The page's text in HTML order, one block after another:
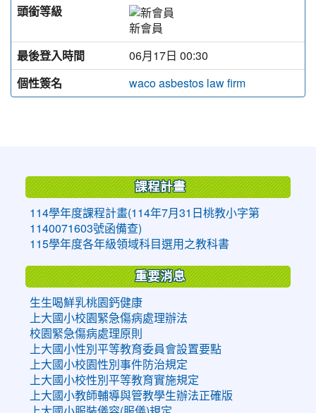
頭銜等級
新會員
最後登入時間
06月17日 00:30
個性簽名
waco asbestos law firm
課程計畫
114學年度課程計畫(114年7月31日桃教小字第
1140071603號函備查)
115學年度各年級領域科目選用之教科書
重要消息
生生喝鮮乳桃園鈣健康
上大國小校園緊急傷病處理辦法
校園緊急傷病處理原則
上大國小性別平等教育委員會設置要點
上大國小校園性別事件防治規定
上大國小校性別平等教育實施規定
上大國小教師輔導與管教學生辦法正確版